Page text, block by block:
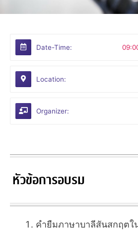
หัวข้อการอบรม
คำยืมภาษาบาลีสันสกฤตใ
Date-Time:
Location:
Organizer: